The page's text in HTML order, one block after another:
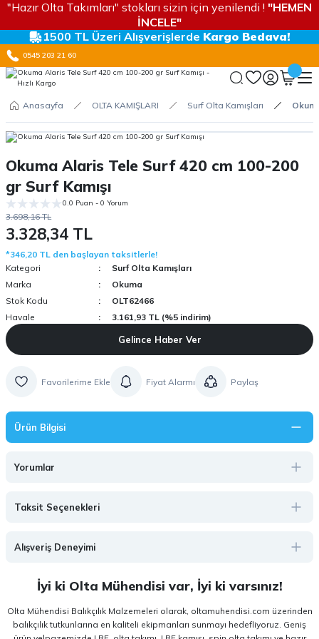
"Hazır Olta Takımları" stokları sizin için yenilendi ! "HEMEN
İNCELE"
1500 TL Üzeri Alışverişlerde Kargo Bedava!
0545 203 21 60
Anasayfa OLTA KAMIŞLARI Surf Olta Kamışları
Okuma Alaris Tele Surf 420 cm 100-200
gr Surf Kamışı
0.0 Puan - 0 Yorum
3.698,16 TL
3.328,34 TL
*346,20 TL den başlayan taksitlerle!
Kategori
Surf Olta Kamışları
Marka
Okuma
Stok Kodu
OLT62466
Havale
3.161,93 TL (%5 indirim)
Gelince Haber Ver
Fiyat Alarmı Paylaş
Ürün Bilgisi
Yorumlar
Taksit Seçenekleri
Alışveriş Deneyimi
İyi ki Olta Mühendisi var, İyi ki varsınız!
Olta Mühendisi Balıkçılık Malzemeleri olarak, oltamuhendisi.com üzerinden
balıkçılık tutkunlarına en kaliteli ekipmanları sunmayı hedefliyoruz. Geniş